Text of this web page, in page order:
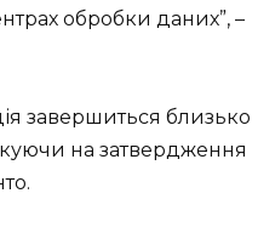
обробки даних”, –
завершиться близько
на затвердження